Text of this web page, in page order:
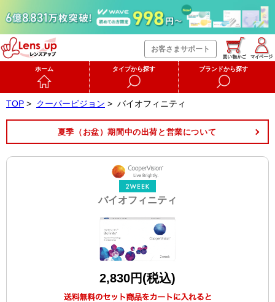
お客さまサポート
ホーム タイプから探す ブランドから探す
TOP > クーパービジョン > バイオフィニティ
夏季（お盆）期間中の出荷と営業について
バイオフィニティ
2,830円(税込)